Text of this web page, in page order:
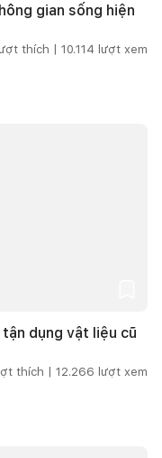
gian sống hiện
thích | 10.114 lượt xem
dụng vật liệu cũ
thích | 12.266 lượt xem